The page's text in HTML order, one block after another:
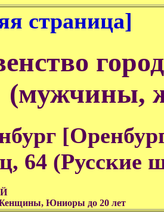
страница]
(мужчины,
64 (Русские
Юниоры до 20 лет